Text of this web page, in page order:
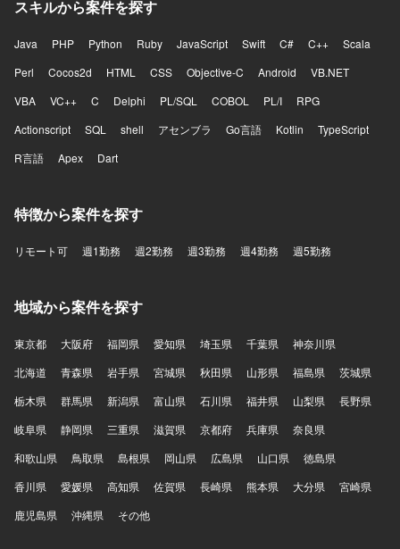
スキルから案件を探す
Java PHP Python Ruby JavaScript Swift C# C++
Scala
Perl
Cocos2d HTML CSS Objective-C Android
VB.NET
VBA
VC++ C Delphi PL/SQL COBOL PL/I
RPG
Actionscript
SQL shell アセンブラ Go言語 Kotlin
TypeScript
R言語
Apex Dart
特徴から案件を探す
リモート可 週1勤務 週2勤務 週3勤務 週4勤務 週5勤務
地域から案件を探す
東京都 大阪府 福岡県 愛知県 埼玉県 千葉県
神奈川県
北海道
青森県 岩手県 宮城県 秋田県 山形県 福島県
茨城県
栃木県
群馬県 新潟県 富山県 石川県 福井県 山梨県
長野県
岐阜県
静岡県 三重県 滋賀県 京都府 兵庫県
奈良県
和歌山県
鳥取県 島根県 岡山県 広島県 山口県
徳島県
香川県
愛媛県 高知県 佐賀県 長崎県 熊本県 大分県
宮崎県
鹿児島県
沖縄県 その他